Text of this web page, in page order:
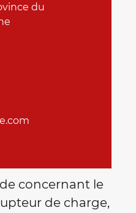
du
concernant le
de charge,